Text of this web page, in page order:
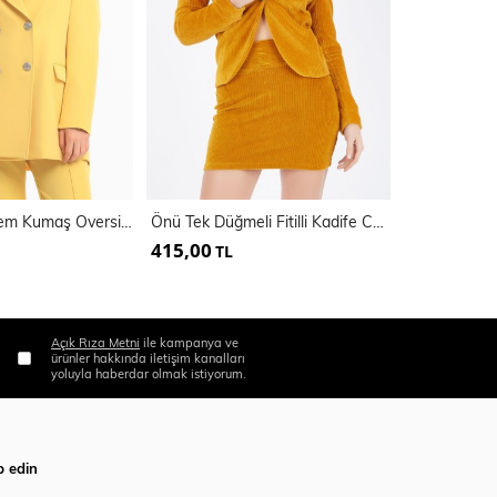
İçi Astarlı Hürrem Kumaş Oversize Blazer Ceket | Ckt34236 Önü Tek Düğmeli Fitilli Kadife Ceket | Ckt32307
415,00 TL
Açık Rıza Metni ile kampanya ve
ürünler hakkında iletişim kanalları
yoluyla haberdar olmak istiyorum.
edin